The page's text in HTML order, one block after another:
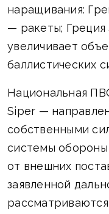
наращивания:
— ракеты; Греция
увеличивает
баллистических
Национальная
Siper —
собственными
системы
от внешних
заявленной